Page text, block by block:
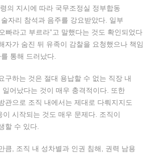
의 지시에 따라 국무조정실 정부합동
자리 참석과 음주를 강요받았다. 일부
라고 부르라”고 말했다는 것도 확인되었다.
가 숨진 뒤 유족이 감찰을 요청했으나 책임
통해 드러났다.
구하는 것은 절대 용납할 수 없는 직장 내
어났다는 것이 매우 충격적이다. 또한
관으로 조직 내에서는 제대로 다뤄지지도
시작되는 것도 매우 문제다. 조직이
할 수 있다.
큼, 조직 내 성차별과 인권 침해, 권력 남용